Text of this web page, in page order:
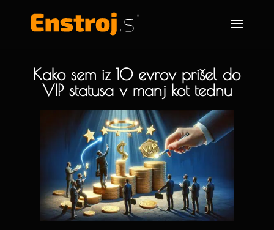
Kako sem iz 10 evrov prišel do
VIP statusa v manj kot tednu